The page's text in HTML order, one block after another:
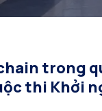
trong
thi Khởi